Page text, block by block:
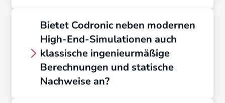
Entwicklungskosten senkt und eine
effiziente Materialausnutzung in
Ihrem gesamten Projekt sicherstellt.
hochwertige, prüffähige
Dokumentationsnachweise nach
geltenden Standards wie FKM-
Richtlinie, Eurocode 3 und VDI 2230.
Diese normgerechte Auslegung
Bietet Codronic neben modernen
High-End-Simulationen auch
klassische ingenieurmäßige
Berechnungen und statische
Nachweise an?